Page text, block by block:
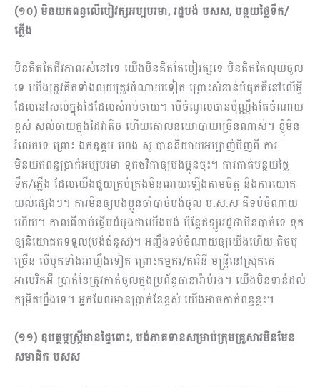
(១០) មិនយកពន្ធលើបៀវត្សអប្បបរមា, រដ្ឋបង់ បសស, បន្ថយថ្លៃទឹក/
ភ្លើង
មិនគិតតែជីវភាពរស់នៅទេ យើងមិនគិតតែបៀវត្ស​ទេ មិនគិតតែលុយចូល
ទេ យើងត្រូវគិតទាំងលុយត្រូវចំ​ណាយទៀត ព្រោះសំខាន់បំផុតគឺនៅលើអ្វី
ដែលនៅ​សល់​ក្នុងដៃដែលសំរាប់ចាយ។ បើចំណូលបានប៉ុណ្ណឹងតែចំណាយ
ខ្ពស់ សល់ចាយក្នុងដៃវាតិច ហើយគោលនយោបាយច្រើនណាស់។ ខ្ញុំមិន
រំលេចទេ ព្រោះ ឯកឧត្តម ហេង សួ បាននិយាយអម្បាញ់មិញពី ការ​
មិនយកពន្ធប្រាក់អប្បបរមា ទុកថវិកាឲ្យបងប្អូនចុះ។ ​ការកាត់បន្ថ​យថ្លៃ
ទឹក/ភ្លើង ដែលយើងជួយគ្រប់គ្រងមិនអោយឡើងតាមចិត្ត និងការយោគ
យល់ផ្សេងៗ។ ការមិនឲ្យបងប្អូនចាំបាច់បង់ចូល ប.ស.ស គឺទប់ចំណាយ
ហើយ។ កាលពីចាប់ផ្ដើមដំបូងថាយើងបង់ ប៉ុន្ដែឥឡូវរដ្ឋថាមិនបាច់ទេ ទុក
ឲ្យនិយោជកទទួល(បង់ជំនួស)។ អញ្ចឹងទប់ចំណាយឲ្យយើងហើយ តិចឬ
ច្រើន បើបូកទាំងអាហ្នឹងទៀត ព្រោះកម្មករ/ការិនី មន្ដ្រីនៅស្រុកគេ
អាមេរិកអី ប្រាក់ខែត្រូវកាត់ចូលក្នុងប្រព័ន្ធធានារ៉ាប់រង។ យើងមិនទាន់ដល់​
កម្រិតហ្នឹងទេ។ អ្នកដែលមានប្រាក់ខែខ្ពស់ យើងអាចកាត់ពន្ធខ្លះ។
(១១) ឧបត្ថម្ភស្រ្តីមានផ្ទៃពោះ, បង់ភាគទានសម្រាប់ក្រុមគ្រួសារមិនមែន
សមាជិក បសស